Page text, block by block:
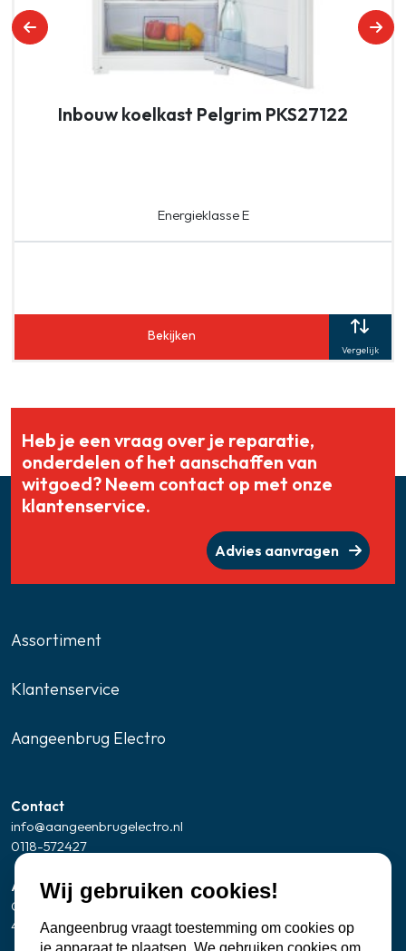
Inbouw koelkast Pelgrim PKS27122
Energieklasse E
Bekijken
Vergelijk
Heb je een vraag over je reparatie,
onderdelen of het aanschaffen van
witgoed? Neem contact op met onze
klantenservice.
Advies aanvragen
Assortiment
Klantenservice
Aangeenbrug Electro
Contact
info@aangeenbrugelectro.nl
0118-572427
Adresgegevens Showroom/kantoor
Oude Zandweg 24
4361 SK Westkapelle
Wij gebruiken cookies!
Aangeenbrug vraagt toestemming om cookies op